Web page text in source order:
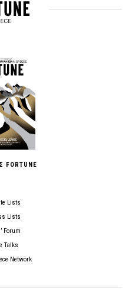
FORTUNE
Lists
Lists
Forum
Talks
Network